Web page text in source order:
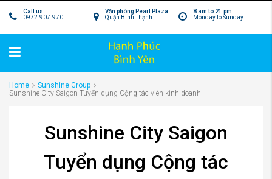
8 am to 21 pm
Monday to Sunday
Văn phòng Pearl Plaza
Quận Bình Thạnh
Call us
0972.907.970
Home
Sunshine Group
Sunshine City Saigon Tuyển dụng Cộng tác viên kinh doanh
Sunshine City Saigon
Tuyển dụng Cộng tác